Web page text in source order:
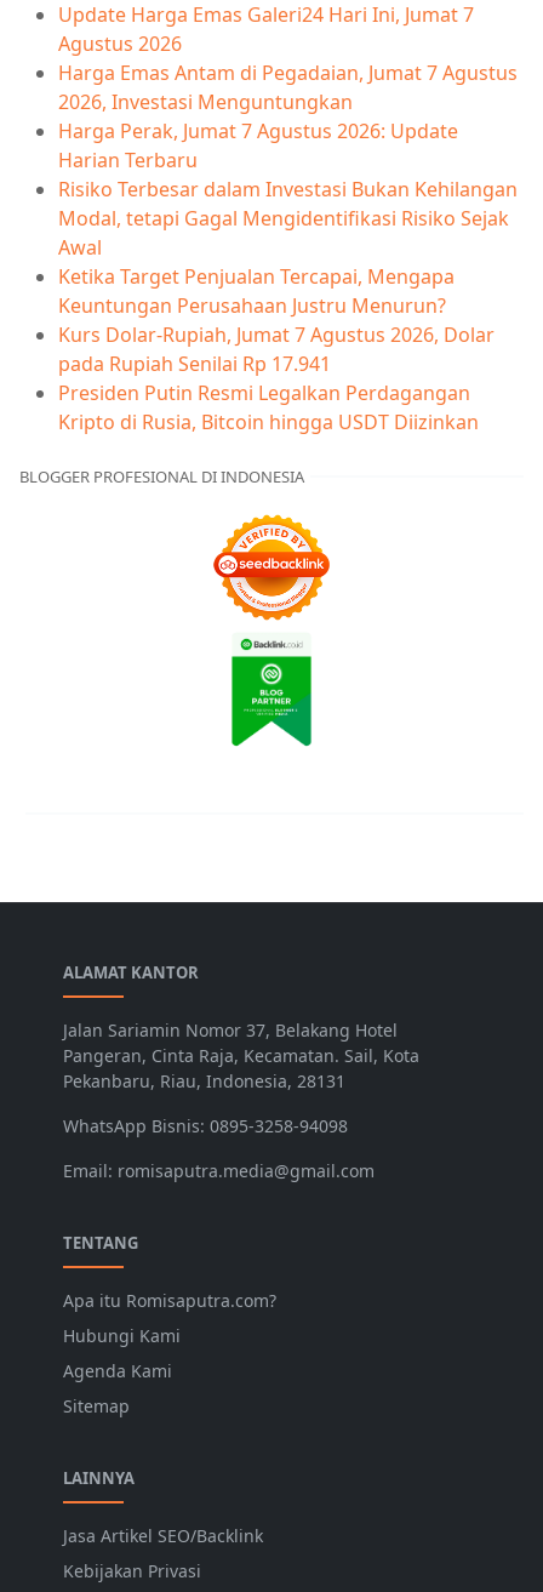
Update Harga Emas Galeri24 Hari Ini, Jumat 7
Agustus 2026
Harga Emas Antam di Pegadaian, Jumat 7 Agustus
2026, Investasi Menguntungkan
Harga Perak, Jumat 7 Agustus 2026: Update
Harian Terbaru
Risiko Terbesar dalam Investasi Bukan Kehilangan
Modal, tetapi Gagal Mengidentifikasi Risiko Sejak
Awal
Ketika Target Penjualan Tercapai, Mengapa
Keuntungan Perusahaan Justru Menurun?
Kurs Dolar-Rupiah, Jumat 7 Agustus 2026, Dolar
pada Rupiah Senilai Rp 17.941
Presiden Putin Resmi Legalkan Perdagangan
Kripto di Rusia, Bitcoin hingga USDT Diizinkan
BLOGGER PROFESIONAL DI INDONESIA
ALAMAT KANTOR
Jalan Sariamin Nomor 37, Belakang Hotel
Pangeran, Cinta Raja, Kecamatan. Sail, Kota
Pekanbaru, Riau, Indonesia, 28131
WhatsApp Bisnis: 0895-3258-94098
Email: romisaputra.media@gmail.com
TENTANG
Apa itu Romisaputra.com?
Hubungi Kami
Agenda Kami
Sitemap
LAINNYA
Jasa Artikel SEO/Backlink
Kebijakan Privasi